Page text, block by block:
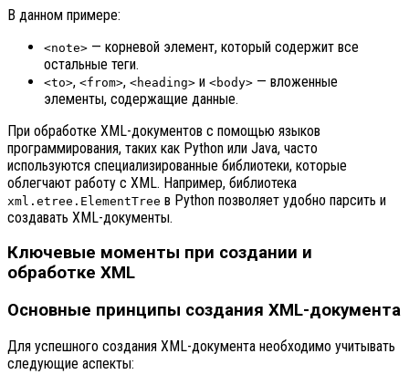
В данном примере:
<note> — корневой элемент, который содержит все
остальные теги.
<to>, <from>, <heading> и <body> — вложенные
элементы, содержащие данные.
При обработке XML-документов с помощью языков
программирования, таких как Python или Java, часто
используются специализированные библиотеки, которые
облегчают работу с XML. Например, библиотека
xml.etree.ElementTree в Python позволяет удобно парсить и
создавать XML-документы.
Ключевые моменты при создании и
обработке XML
Основные принципы создания XML-документа
Для успешного создания XML-документа необходимо учитывать
следующие аспекты: